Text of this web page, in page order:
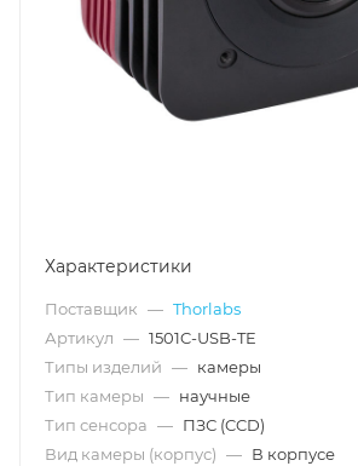
Характеристики
Поставщик — Thorlabs
Артикул — 1501C-USB-TE
Типы изделий — камеры
Тип камеры — научные
Тип сенсора — ПЗС (CCD)
Вид камеры (корпус) — В корпусе